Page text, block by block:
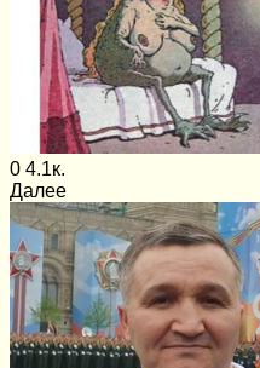
0 4.1к.
Далее